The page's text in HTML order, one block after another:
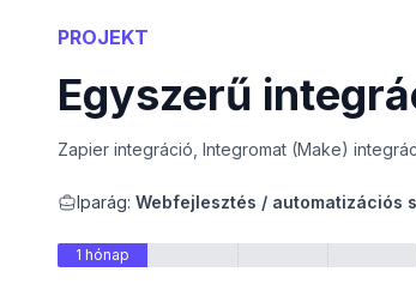
PROJEKT
Egyszerű
Zapier integráció, Integromat (Make)
Iparág: Webfejlesztés / automatizációs
1 hónap